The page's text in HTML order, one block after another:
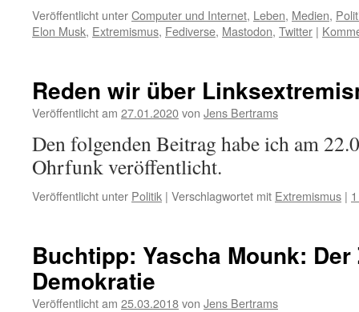
Veröffentlicht unterComputer und Internet, Leben, Medien,
Elon Musk, Extremismus, Fediverse, Mastodon, Twitter |
Reden wir über
Veröffentlicht am 27.01.2020von Jens Bertrams
Den folgenden Beitrag habe ich am
Ohrfunk veröffentlicht.
Veröffentlicht unter Politik | Verschlagwortet mit Extremismus |
Buchtipp: Yascha Mounk:
Demokratie
Veröffentlicht am 25.03.2018von Jens Bertrams